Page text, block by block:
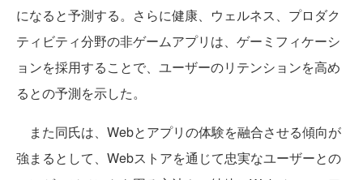
になると予測する。さらに健康、ウェルネス、プロダク
ティビティ分野の非ゲームアプリは、ゲーミフィケーシ
ョンを採用することで、ユーザーのリテンションを高め
るとの予測を示した。
また同氏は、Webとアプリの体験を融合させる傾向が
強まるとして、Webストアを通じて忠実なユーザーとの